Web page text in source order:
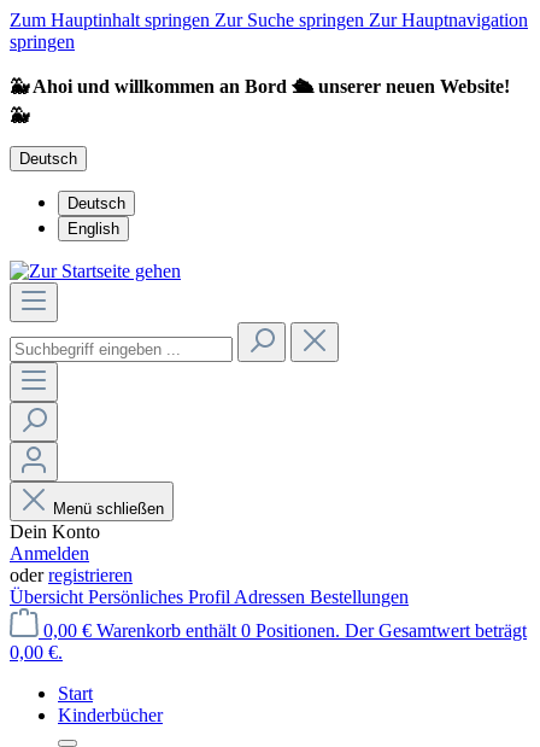
Zum Hauptinhalt springen Zur Suche springen Zur Hauptnavigation
springen
🐳 Ahoi und willkommen an Bord 🛳️ unserer neuen Website!
🐳
Deutsch
Deutsch
English
Menü schließen
Dein Konto
Anmelden
oderregistrieren
Übersicht Persönliches Profil Adressen Bestellungen
0,00 € Warenkorb enthält 0 Positionen. Der Gesamtwert beträgt
0,00 €.
Start
Kinderbücher